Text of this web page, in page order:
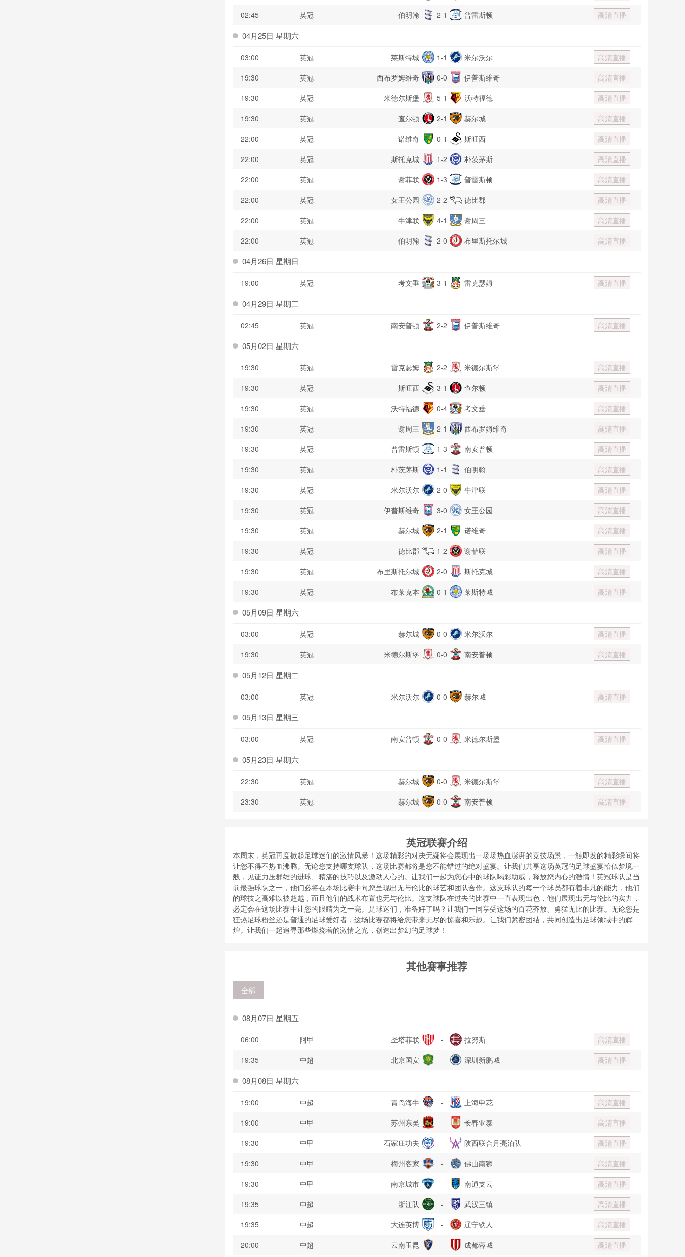
02:45
英冠 伯明翰 2-1 普雷斯顿 高清直播
04月25日 星期六
03:00 英冠 莱斯特城 1-1 米尔沃尔
高清直播
19:30
英冠 西布罗姆维奇 0-0 伊普斯维奇
高清直播
19:30
英冠 米德尔斯堡 5-1 沃特福德
高清直播
19:30
英冠 查尔顿 2-1 赫尔城
高清直播
22:00
英冠 诺维奇 0-1 斯旺西
高清直播
22:00
英冠 斯托克城 1-2 朴茨茅斯
高清直播
22:00
英冠 谢菲联 1-3 普雷斯顿
高清直播
22:00
英冠 女王公园 2-2 德比郡
高清直播
22:00
英冠 牛津联 4-1 谢周三
高清直播
22:00
英冠 伯明翰 2-0 布里斯托尔城 高清直播
04月26日 星期日
19:00 英冠 考文垂 3-1 雷克瑟姆 高清直播
04月29日 星期三
02:45 英冠 南安普顿 2-2 伊普斯维奇 高清直播
05月02日 星期六
19:30 英冠 雷克瑟姆 2-2 米德尔斯堡
高清直播
19:30
英冠 斯旺西 3-1 查尔顿
高清直播
19:30
英冠 沃特福德 0-4 考文垂
高清直播
19:30
英冠 谢周三 2-1 西布罗姆维奇
高清直播
19:30
英冠 普雷斯顿 1-3 南安普顿
高清直播
19:30
英冠 朴茨茅斯 1-1 伯明翰
高清直播
19:30
英冠 米尔沃尔 2-0 牛津联
高清直播
19:30
英冠 伊普斯维奇 3-0 女王公园
高清直播
19:30
英冠 赫尔城 2-1 诺维奇
高清直播
19:30
英冠 德比郡 1-2 谢菲联
高清直播
19:30
英冠 布里斯托尔城 2-0 斯托克城
高清直播
19:30
英冠 布莱克本 0-1 莱斯特城 高清直播
05月09日 星期六
03:00 英冠 赫尔城 0-0 米尔沃尔
高清直播
19:30
英冠 米德尔斯堡 0-0 南安普顿 高清直播
05月12日 星期二
03:00 英冠 米尔沃尔 0-0 赫尔城 高清直播
05月13日 星期三
03:00 英冠 南安普顿 0-0 米德尔斯堡 高清直播
05月23日 星期六
22:30 英冠 赫尔城 0-0 米德尔斯堡
高清直播
23:30
英冠 赫尔城 0-0 南安普顿 高清直播
英冠联赛介绍
本周末，英冠再度掀起足球迷们的激情风暴！这场精彩的对决无疑将会展现出一场场热血澎湃的竞技场景，一触即发的精彩瞬间将
让您不得不热血沸腾。无论您支持哪支球队，这场比赛都将是您不能错过的绝对盛宴。让我们共享这场英冠的足球盛宴恰似梦境一
般，见证力压群雄的进球、精湛的技巧以及激动人心的。让我们一起为您心中的球队喝彩助威，释放您内心的激情！英冠球队是当
前最强球队之一，他们必将在本场比赛中向您呈现出无与伦比的球艺和团队合作。这支球队的每一个球员都有着非凡的能力，他们
的球技之高难以被超越，而且他们的战术布置也无与伦比。这支球队在过去的比赛中一直表现出色，他们展现出无与伦比的实力，
必定会在这场比赛中让您的眼睛为之一亮。足球迷们，准备好了吗？让我们一同享受这场的百花齐放、勇猛无比的比赛。无论您是
狂热足球粉丝还是普通的足球爱好者，这场比赛都将给您带来无尽的惊喜和乐趣。让我们紧密团结，共同创造出足球领域中的辉
煌。让我们一起追寻那些燃烧着的激情之光，创造出梦幻的足球梦！
其他赛事推荐
全部
08月07日 星期五
06:00 阿甲 圣塔菲联 - 拉努斯
高清直播
19:35
中超 北京国安 - 深圳新鹏城 高清直播
08月08日 星期六
19:00 中超 青岛海牛 - 上海申花
高清直播
19:00
中甲 苏州东吴 - 长春亚泰
高清直播
19:30
中甲 石家庄功夫 - 陕西联合月亮泊队
高清直播
19:30
中甲 梅州客家 - 佛山南狮
高清直播
19:30
中甲 南京城市 - 南通支云
高清直播
19:35
中超 浙江队 - 武汉三镇
高清直播
19:35
中超 大连英博 - 辽宁铁人
高清直播
20:00
中超 云南玉昆 - 成都蓉城 高清直播